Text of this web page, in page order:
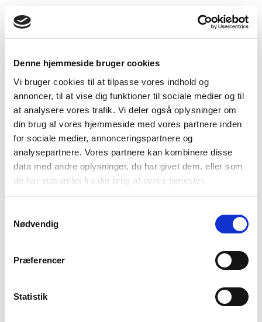
Denne hjemmeside bruger cookies
Vi bruger cookies til at tilpasse vores indhold og
annoncer, til at vise dig funktioner til sociale medier og til
at analysere vores trafik. Vi deler også oplysninger om
din brug af vores hjemmeside med vores partnere inden
for sociale medier, annonceringspartnere og
analysepartnere. Vores partnere kan kombinere disse
data med andre oplysninger, du har givet dem, eller som
de har indsamlet fra din brug af deres tjenester.
Nødvendig
Præferencer
Statistik
Lavender Camel melange Green Melange
Rose Pink Melange
S M
Få på lager